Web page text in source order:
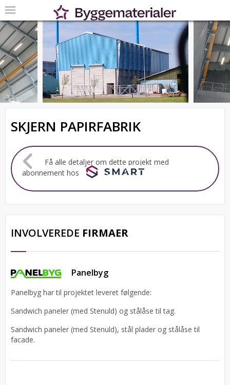
SKJERN PAPIRFABRIK
Få alle detaljer om dette projekt med
abonnement hos
INVOLVEREDE FIRMAER
Panelbyg
Panelbyg har til projektet leveret følgende:
Sandwich paneler (med Stenuld) og stålåse til tag.
Sandwich paneler (med Stenuld), stål plader og stålåse til
facade.